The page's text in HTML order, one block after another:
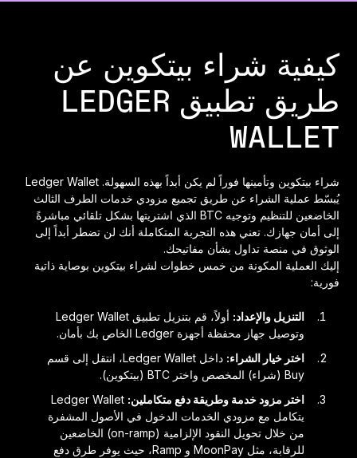
كيفية شراء بيتكوين عن
طريق تطبيق LEDGER
WALLET
شراء بيتكوين وتأمينها فوراً لم يكن أبداً بهذه السهولة. Ledger Wallet
يُبسّط عملية الشراء عن طريق تجميع مزودي خدمات الطرف الثالث
الخاضعين للتنظيم وتوجيه BTC الذي اشتريتها بشكل تلقائي مباشرةً
إلى أمان جهازك. تعني هذه التجربة المتكاملة أنك لن تضطر أبداً إلى
الوثوق في منصة تداول بشأن مفاتيحك.
إليك العملية المكونة من خمس خطوات لشراء بيتكوين بوصاية ذاتية
فورية:
التنزيل والإعداد:
أولاً، قم بتنزيل تطبيق Ledger Wallet
وتوصيل جهاز محفظة أجهزة Ledger الخاص بك بأمان.
اختر خيار الشراء:
داخل Ledger Wallet، انتقل إلى قسم
Buy (شراء) المخصص واختر BTC (بيتكوين).
اختر مزود خدمة وطريقة دفع متكاملين: Ledger Wallet
يتكامل مع مزودي الخدمات الدخول في الأصول المشفرة
من خلال تحويل النقود الإلزامية (on-ramp) الخاضعين
للرقابة، مثل MoonPay و Ramp، حيث يوفر طرق دفع